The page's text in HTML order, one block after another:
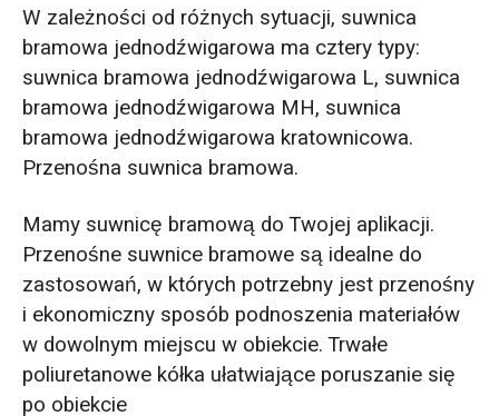
W zależności od różnych sytuacji, suwnica
bramowa jednodźwigarowa ma cztery typy:
suwnica bramowa jednodźwigarowa L, suwnica
bramowa jednodźwigarowa MH, suwnica
bramowa jednodźwigarowa kratownicowa.
Przenośna suwnica bramowa.
Mamy suwnicę bramową do Twojej aplikacji.
Przenośne suwnice bramowe są idealne do
zastosowań, w których potrzebny jest przenośny
i ekonomiczny sposób podnoszenia materiałów
w dowolnym miejscu w obiekcie. Trwałe
poliuretanowe kółka ułatwiające poruszanie się
po obiekcie